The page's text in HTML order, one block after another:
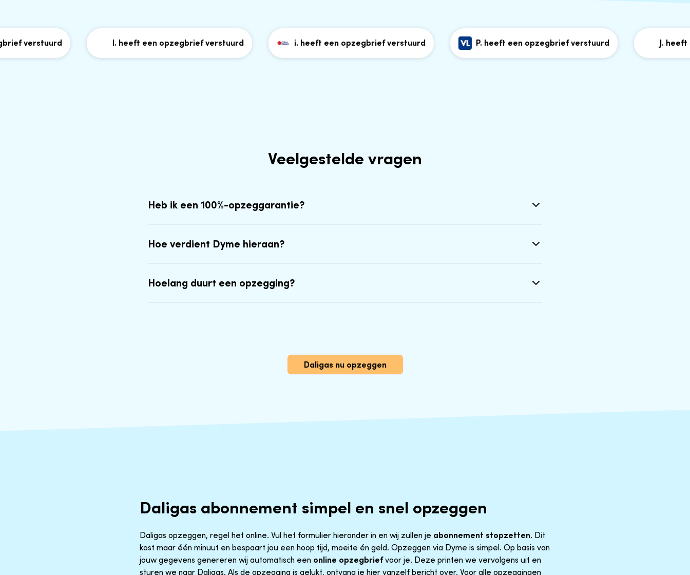
verstuurd I. heeft een opzegbrief verstuurd i. heeft een opzegbrief verstuurd P. heeft een opzegbrief verstuurd J. heeft
Veelgestelde vragen
Heb ik een 100%-opzeggarantie?
Hoe verdient Dyme hieraan?
Hoelang duurt een opzegging?
Daligas nu opzeggen
Daligas abonnement simpel en snel opzeggen
Daligas opzeggen, regel het online. Vul het formulier hieronder in en wij zullen je abonnement stopzetten. Dit
kost maar één minuut en bespaart jou een hoop tijd, moeite én geld. Opzeggen via Dyme is simpel. Op basis van
jouw gegevens genereren wij automatisch een online opzegbriefvoor je. Deze printen we vervolgens uit en
sturen we naar Daligas. Als de opzegging is gelukt, ontvang je hier vanzelf bericht over. Voor alle opzeggingen